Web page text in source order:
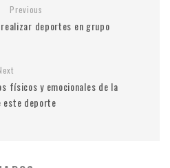
Previous
deportes en grupo
físicos y emocionales de la
este deporte